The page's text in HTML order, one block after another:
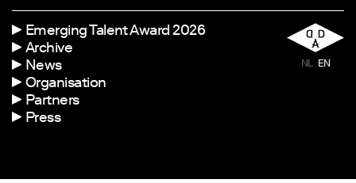
Emerging Talent Award 2026
Archive
News
Organisation
Partners
Press
NL EN